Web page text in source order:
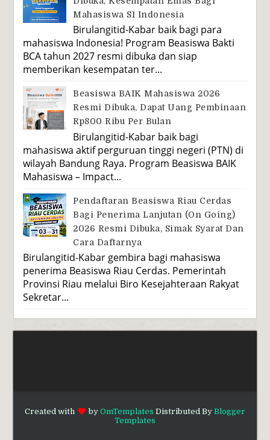
Mahasiswa S1 Indonesia
Birulangitid-Kabar baik bagi para
mahasiswa Indonesia! Program Beasiswa Bakti
BCA tahun 2027 resmi dibuka dan siap
memberikan kesempatan ter...
Beasiswa BAIK Mahasiswa 2026
Resmi Dibuka, Dapat Uang Pembinaan
Rp800 Ribu Per Bulan
Birulangitid-Kabar baik bagi
mahasiswa aktif perguruan tinggi negeri (PTN) di
wilayah Bandung Raya. Program Beasiswa BAIK
Mahasiswa – Impact...
Pendaftaran Beasiswa Riau Cerdas
Bagi Penerima Lanjutan (On Going)
2026 Resmi Dibuka, Simak Syarat Dan
Cara Daftarnya
Birulangitid-Kabar gembira bagi mahasiswa
penerima Beasiswa Riau Cerdas. Pemerintah
Provinsi Riau melalui Biro Kesejahteraan Rakyat
Sekretar...
Created with by OmTemplates Distributed By Blogger
Templates